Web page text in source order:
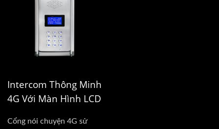
Intercom Thông Minh
4G Với Màn Hình LCD
Cổng nói chuyện 4G sử